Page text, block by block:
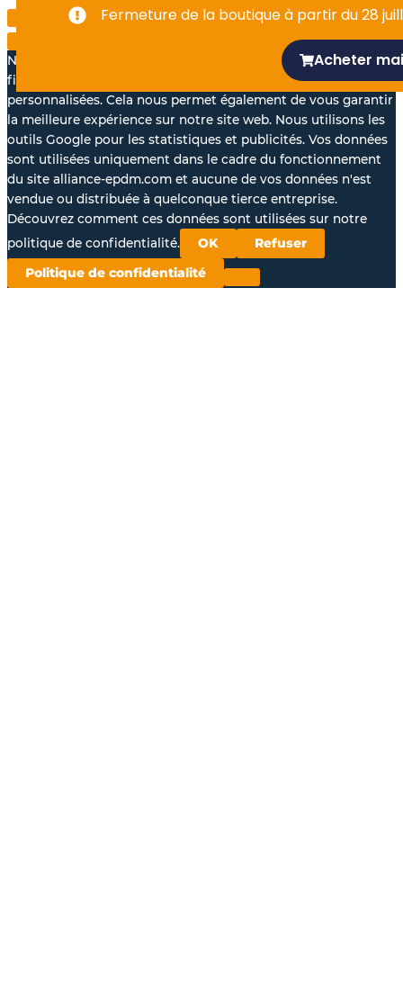
Fermeture de la boutique à partir du 28
Acheter
Nous aimerions avec votre accord, utiliser vos données à des
fins statistiques et pour vous proposer des annonces
personnalisées. Cela nous permet également de vous garantir
la meilleure expérience sur notre site web. Nous utilisons les
outils Google pour les statistiques et publicités. Vos données
sont utilisées uniquement dans le cadre du fonctionnement
du site alliance-epdm.com et aucune de vos données n'est
vendue ou distribuée à quelconque tierce entreprise.
Découvrez comment ces données sont utilisées sur notre
politique de confidentialité.
OK Refuser
Politique de confidentialité